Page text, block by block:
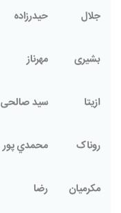
جلال حیدرزاده
بشیری مهرناز
ازیتا سید صالحی
روناک محمدي پور
مکرمیان رضا